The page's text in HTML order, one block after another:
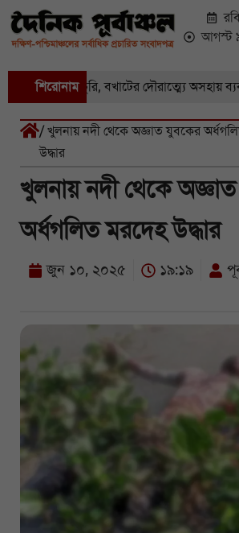
আগস্ট
শিরোনাম
পর একচুরি, বখাটের দৌরাত্ম্যে অসহায়
/ খুলনায় নদী থেকে অজ্ঞাত যুবকের
উদ্ধার
খুলনায় নদী থেকে
অর্ধগলিত মরদেহ উদ্ধার
জুন ১০, ২০২৫ ১৯:১৯